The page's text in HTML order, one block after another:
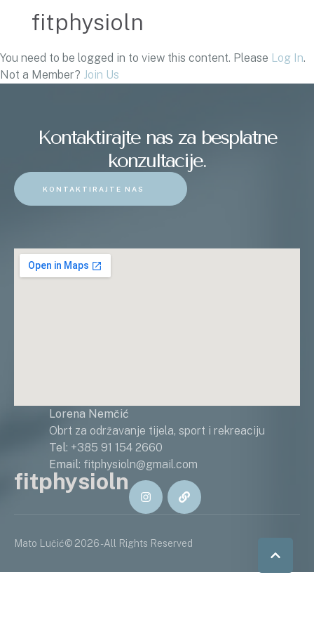
fitphysioln
You need to be logged in to view this content. Please Log In.
Not a Member? Join Us
Kontaktirajte nas za besplatne
konzultacije.
KONTAKTIRAJTE NAS
Lorena Nemčić
Obrt za održavanje tijela, sport i rekreaciju
Tel: +385 91 154 2660
Email: fitphysioln@gmail.com
fitphysioln
Mato Lučić© 2026 - All Rights Reserved